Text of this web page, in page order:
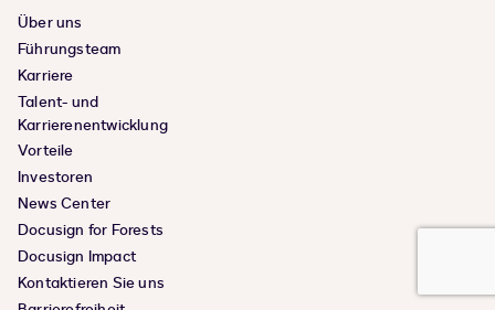
Über uns
Führungsteam
Karriere
Talent- und
Karrierenentwicklung
Vorteile
Investoren
News Center
Docusign for Forests
Docusign Impact
Kontaktieren Sie uns